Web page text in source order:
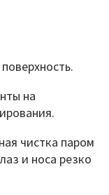
на
чистка паром
и носа резко